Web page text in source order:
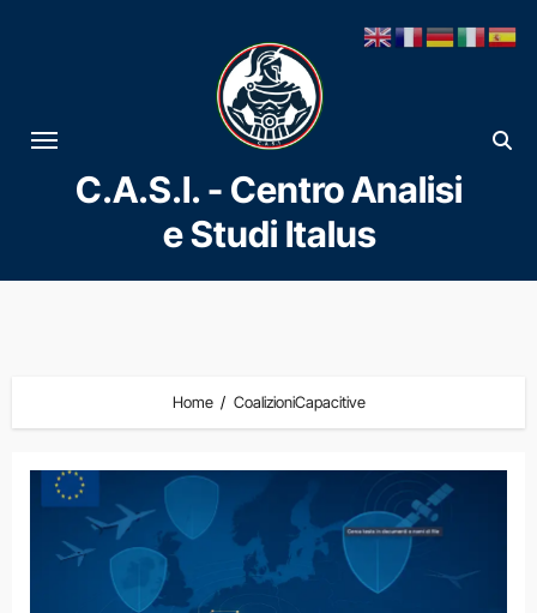
al
contenuto
C.A.S.I. - Centro Analisi
e Studi Italus
Home CoalizioniCapacitive